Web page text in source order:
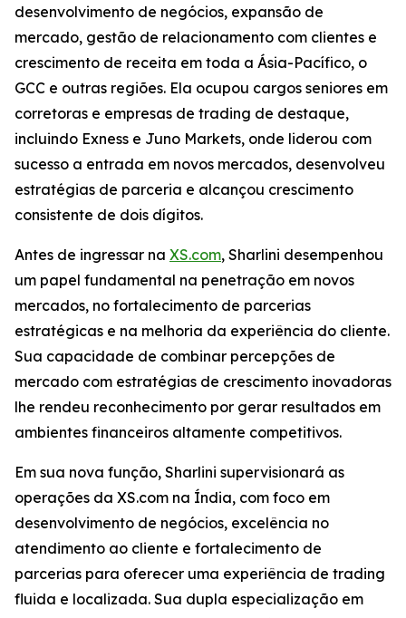
desenvolvimento de negócios, expansão de
mercado, gestão de relacionamento com clientes e
crescimento de receita em toda a Ásia-Pacífico, o
GCC e outras regiões. Ela ocupou cargos seniores em
corretoras e empresas de trading de destaque,
incluindo Exness e Juno Markets, onde liderou com
sucesso a entrada em novos mercados, desenvolveu
estratégias de parceria e alcançou crescimento
consistente de dois dígitos.
Antes de ingressar na XS.com, Sharlini desempenhou
um papel fundamental na penetração em novos
mercados, no fortalecimento de parcerias
estratégicas e na melhoria da experiência do cliente.
Sua capacidade de combinar percepções de
mercado com estratégias de crescimento inovadoras
lhe rendeu reconhecimento por gerar resultados em
ambientes financeiros altamente competitivos.
Em sua nova função, Sharlini supervisionará as
operações da XS.com na Índia, com foco em
desenvolvimento de negócios, excelência no
atendimento ao cliente e fortalecimento de
parcerias para oferecer uma experiência de trading
fluida e localizada. Sua dupla especialização em